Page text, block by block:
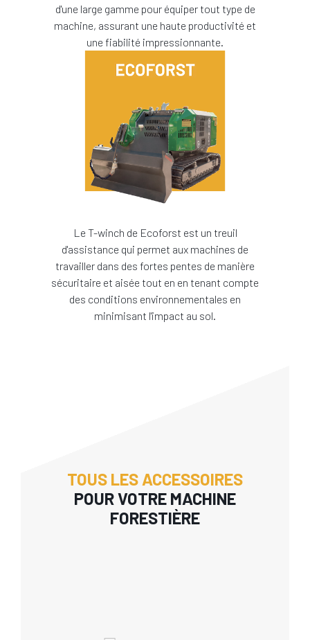
d'une large gamme pour équiper tout type de
machine, assurant une haute productivité et
une fiabilité impressionnante.
Le T-winch de Ecoforst est un treuil
d'assistance qui permet aux machines de
travailler dans des fortes pentes de manière
sécuritaire et aisée tout en en tenant compte
des conditions environnementales en
minimisant l'impact au sol.
TOUS LES ACCESSOIRES
POUR VOTRE MACHINE
FORESTIÈRE